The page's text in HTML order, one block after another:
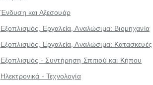
Ένδυση και Αξεσουάρ
Εξοπλισμός, Εργαλεία, Αναλώσιμα: Βιομηχανία
Εξοπλισμός, Εργαλεία, Αναλώσιμα: Κατασκευές
Εξοπλισμός - Συντήρηση Σπιτιού και Κήπου
Ηλεκτρονικά - Τεχνολογία